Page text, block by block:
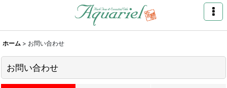
ホーム > お問い合わせ
お問い合わせ